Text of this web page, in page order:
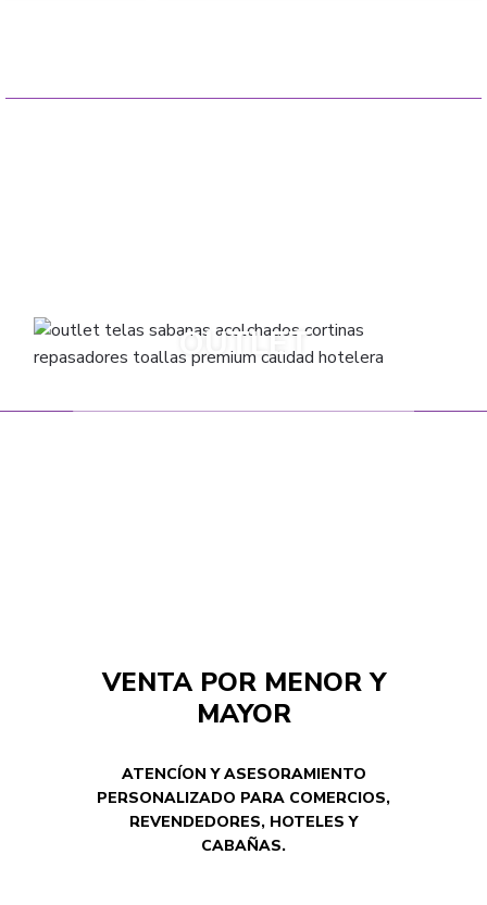
OUTLET
VENTA POR MENOR Y
MAYOR
ATENCÍON Y ASESORAMIENTO
PERSONALIZADO PARA COMERCIOS,
REVENDEDORES, HOTELES Y
CABAÑAS.